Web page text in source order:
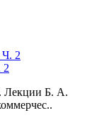
2
Лекции Б. А.